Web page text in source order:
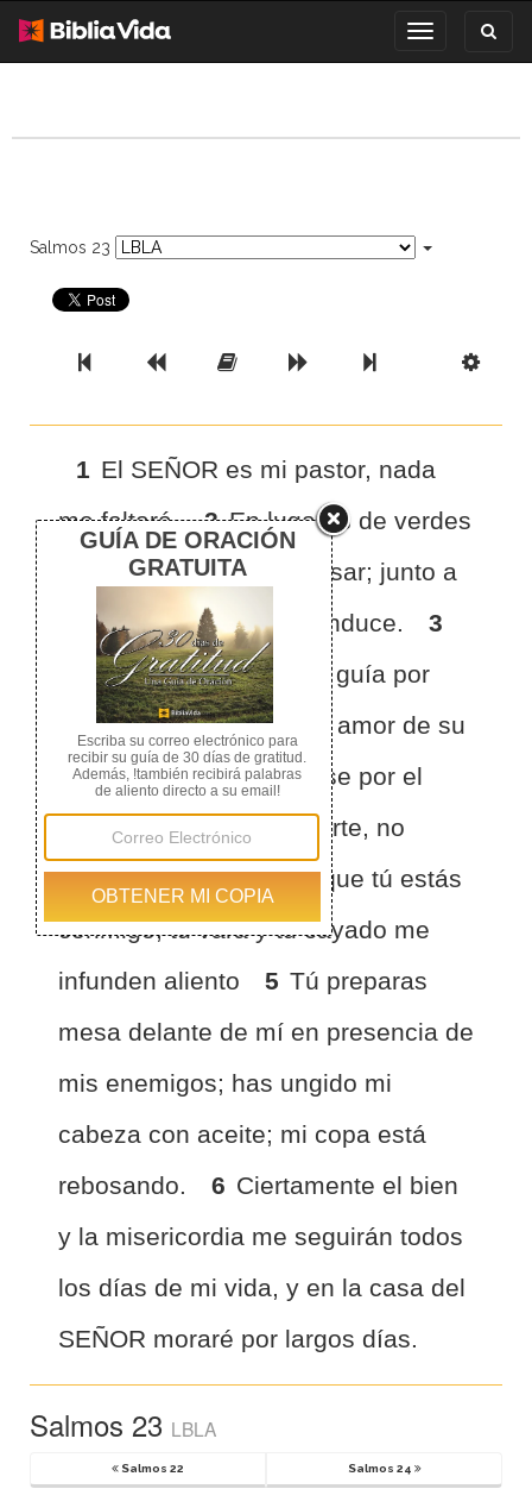
Toggle
navigation
Salmos 23
Previous BookPrevious Chapter
Read the Full Chapter
Next Chapter
Next Book
1 El SEÑOR es mi pastor, nada
me faltará.
2 En lugares de verdes
pastos me hace descansar; junto a
aguas de reposo me conduce.
3
El restaura mi alma; me guía por
senderos de justicia por amor de su
nombre.
4 Aunque pase por el
valle de sombra de muerte, no
temeré mal alguno, porque tú estás
conmigo; tu vara y tu cayado me
infunden aliento
5 Tú preparas
mesa delante de mí en presencia de
mis enemigos; has ungido mi
cabeza con aceite; mi copa está
rebosando.
6 Ciertamente el bien
y la misericordia me seguirán todos
los días de mi vida, y en la casa del
SEÑOR moraré por largos días.
Salmos 23 LBLA
Salmos 22 Salmos 24